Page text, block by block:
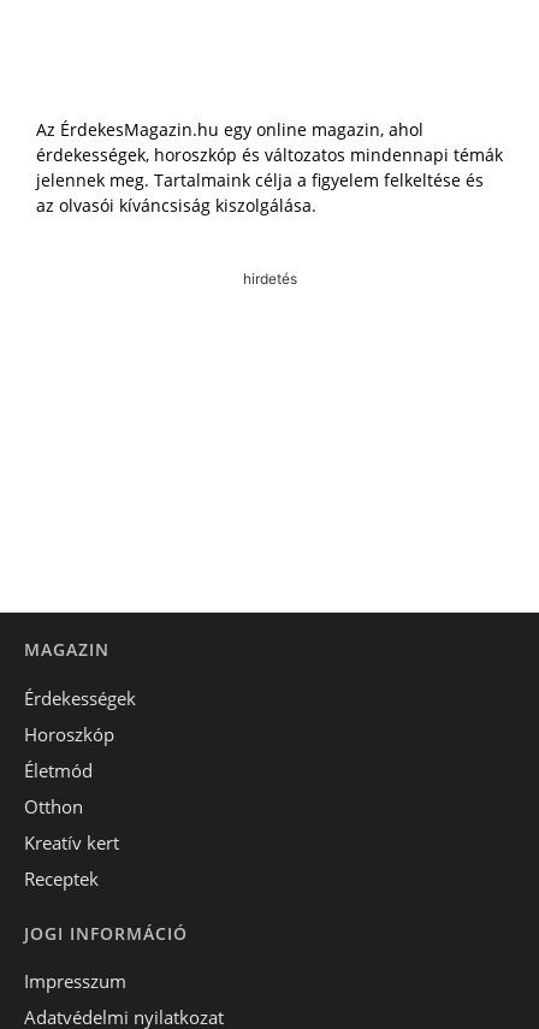
Az ÉrdekesMagazin.hu egy online magazin, ahol
érdekességek, horoszkóp és változatos mindennapi témák
jelennek meg. Tartalmaink célja a figyelem felkeltése és
az olvasói kíváncsiság kiszolgálása.
hirdetés
MAGAZIN
Érdekességek
Horoszkóp
Életmód
Otthon
Kreatív kert
Receptek
JOGI INFORMÁCIÓ
Impresszum
Adatvédelmi nyilatkozat